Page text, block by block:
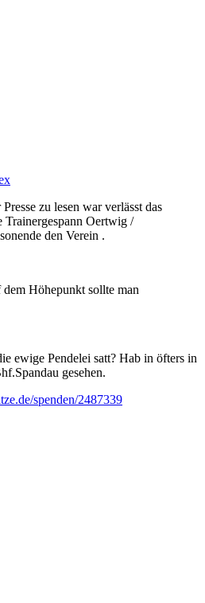
zu lesen war verlässt das
Trainergespann Oertwig /
den Verein .
Höhepunkt sollte man
ewige Pendelei satt? Hab in öfters in
gesehen.
spenden/2487339